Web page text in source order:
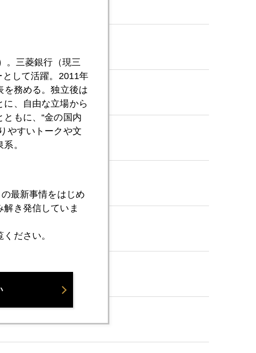
。三菱銀行（現三
して活躍。2011年
を務める。独立後は
に、自由な立場から
もに、“金の国内
やすいトークや文
。
最新事情をはじめ
き発信していま
ださい。